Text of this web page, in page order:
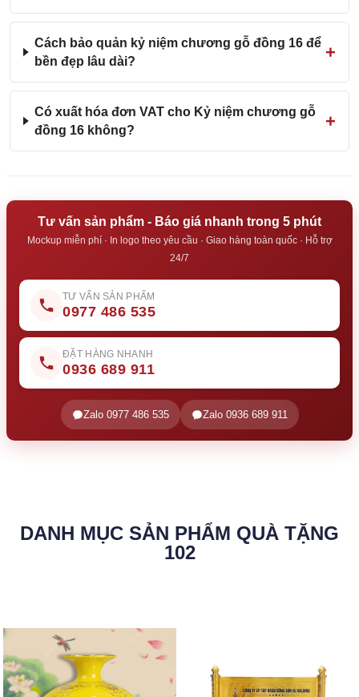
Cách bảo quản kỷ niệm chương gỗ đồng 16 để
bền đẹp lâu dài?
Có xuất hóa đơn VAT cho Kỷ niệm chương gỗ
đồng 16 không?
Tư vấn sản phẩm - Báo giá nhanh trong 5 phút
Mockup miễn phí · In logo theo yêu cầu · Giao hàng toàn quốc · Hỗ trợ
24/7
TƯ VẤN SẢN PHẨM
0977 486 535
ĐẶT HÀNG NHANH
0936 689 911
Zalo 0977 486 535 Zalo 0936 689 911
DANH MỤC SẢN PHẨM QUÀ TẶNG
102